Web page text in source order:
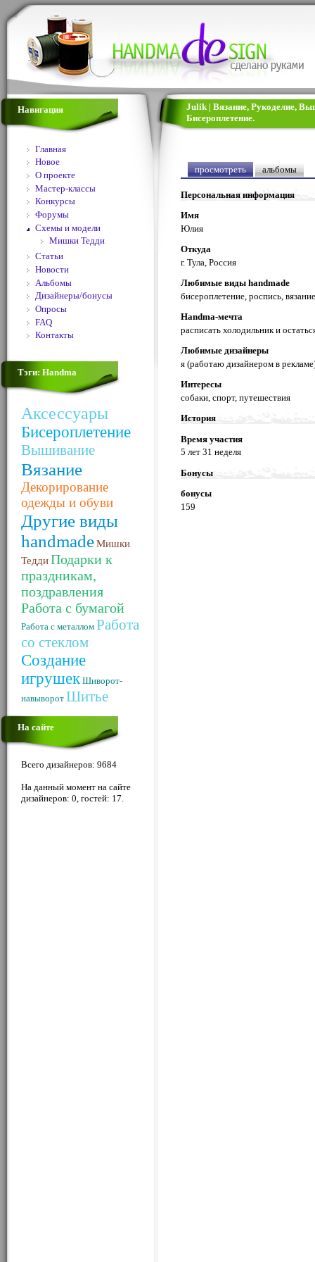
Навигация
Главная
Новое
О проекте
Мастер-классы
Конкурсы
Форумы
Схемы и модели
Мишки Тедди
Статьи
Новости
Альбомы
Дизайнеры/бонусы
Опросы
FAQ
Контакты
Тэги: Handma
Аксессуары
Бисероплетение
Вышивание
Вязание
Декорирование
одежды и обуви
Другие виды
handmadeМишки
ТеддиПодарки к
праздникам,
поздравления
Работа с бумагой
Работа с металлом Работа
со стеклом
Создание
игрушек Шиворот-
навыворот Шитье
На сайте
Всего дизайнеров: 9684
На данный момент на сайте
дизайнеров: 0, гостей: 17.
Julik | Вязание, Рукоделие,
Бисероплетение.
просмотреть альбомы
Персональная информация
Имя
Юлия
Откуда
г. Тула, Россия
Любимые виды handmade
бисероплетение, роспись,
Handma-мечта
расписать холодильник и
Любимые дизайнеры
я (работаю дизайнером в
Интересы
собаки, спорт, путешествия
История
Время участия
5 лет 31 неделя
Бонусы
бонусы
159